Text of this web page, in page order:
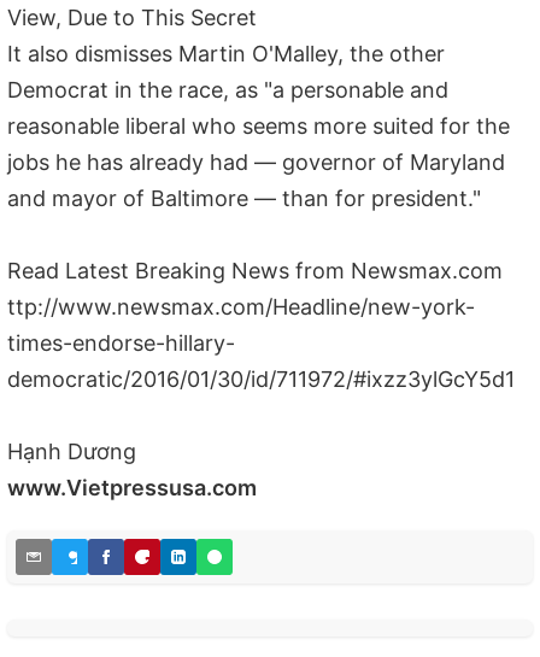
View, Due to This Secret
It also dismisses Martin O'Malley, the other
Democrat in the race, as "a personable and
reasonable liberal who seems more suited for the
jobs he has already had — governor of Maryland
and mayor of Baltimore — than for president."
Read Latest Breaking News from Newsmax.com
ttp://www.newsmax.com/Headline/new-york-
times-endorse-hillary-
democratic/2016/01/30/id/711972/#ixzz3ylGcY5d1
Hạnh Dương
www.Vietpressusa.com